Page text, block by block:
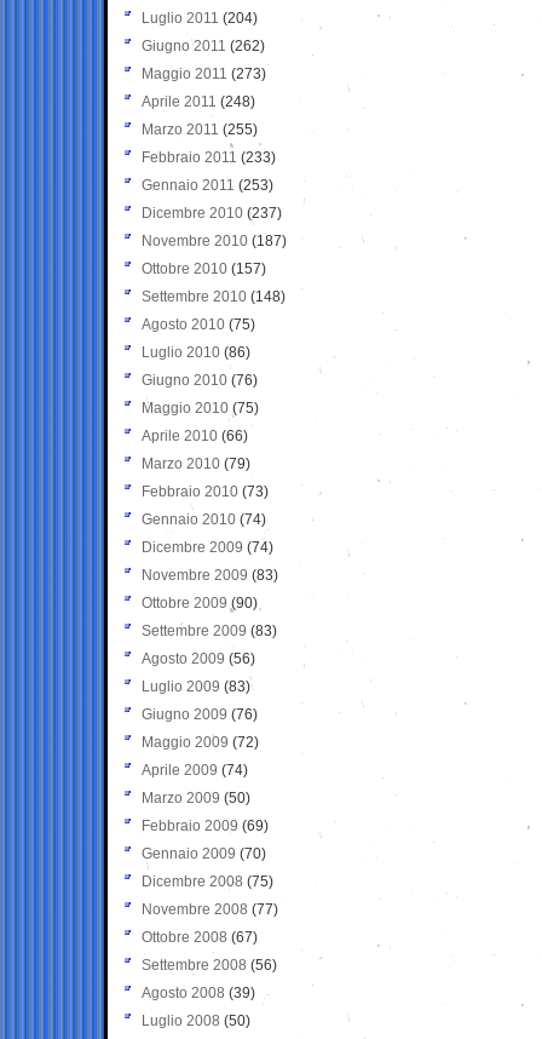
Luglio 2011 (204)
Giugno 2011 (262)
Maggio 2011 (273)
Aprile 2011 (248)
Marzo 2011 (255)
Febbraio 2011 (233)
Gennaio 2011 (253)
Dicembre 2010 (237)
Novembre 2010 (187)
Ottobre 2010 (157)
Settembre 2010 (148)
Agosto 2010 (75)
Luglio 2010 (86)
Giugno 2010 (76)
Maggio 2010 (75)
Aprile 2010 (66)
Marzo 2010 (79)
Febbraio 2010 (73)
Gennaio 2010 (74)
Dicembre 2009 (74)
Novembre 2009 (83)
Ottobre 2009 (90)
Settembre 2009 (83)
Agosto 2009 (56)
Luglio 2009 (83)
Giugno 2009 (76)
Maggio 2009 (72)
Aprile 2009 (74)
Marzo 2009 (50)
Febbraio 2009 (69)
Gennaio 2009 (70)
Dicembre 2008 (75)
Novembre 2008 (77)
Ottobre 2008 (67)
Settembre 2008 (56)
Agosto 2008 (39)
Luglio 2008 (50)